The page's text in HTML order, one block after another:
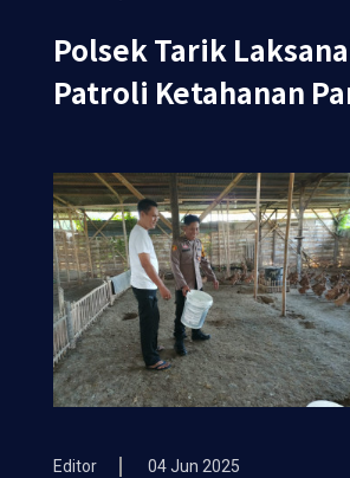
Polsek Tarik
Patroli Ketahanan
Editor 04 Jun 2025